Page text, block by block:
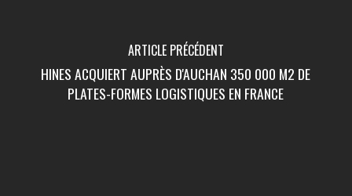
ARTICLE PRÉCÉDENT
HINES ACQUIERT AUPRÈS D'AUCHAN 350 000 M2 DE
PLATES-FORMES LOGISTIQUES EN FRANCE